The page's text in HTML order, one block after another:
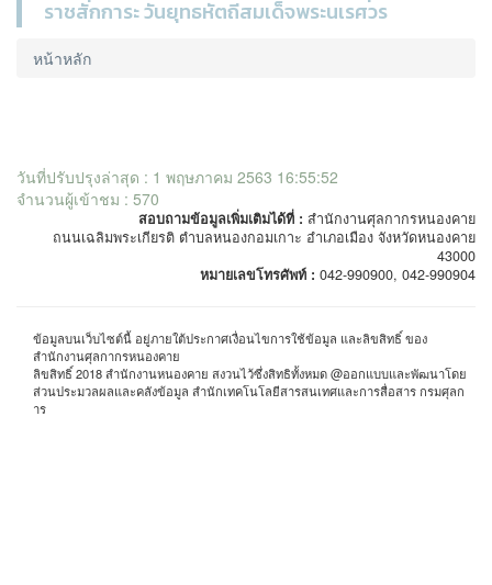
ราชสักการะ วันยุทธหัตถีสมเด็จพระนเรศวร
หน้าหลัก
วันที่ปรับปรุงล่าสุด : 1 พฤษภาคม 2563 16:55:52
จำนวนผู้เข้าชม : 570
สอบถามข้อมูลเพิ่มเติมได้ที่ : สำนักงานศุลกากรหนองคาย
ถนนเฉลิมพระเกียรติ ตำบลหนองกอมเกาะ อำเภอเมือง จังหวัดหนองคาย
43000
หมายเลขโทรศัพท์ : 042-990900, 042-990904
ข้อมูลบนเว็บไซต์นี้ อยู่ภายใต้ประกาศเงื่อนไขการใช้ข้อมูล และลิขสิทธิ์ ของ
สำนักงานศุลกากรหนองคาย
ลิขสิทธิ์ 2018 สำนักงานหนองคาย สงวนไว้ซึ่งสิทธิทั้งหมด @ออกแบบและพัฒนาโดย
ส่วนประมวลผลและคลังข้อมูล สำนักเทคโนโลยีสารสนเทศและการสื่อสาร กรมศุลก
าร